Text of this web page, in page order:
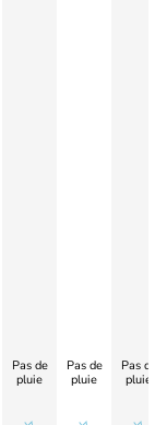
Pas de
pluie
Pas de
pluie
Pas
pluie